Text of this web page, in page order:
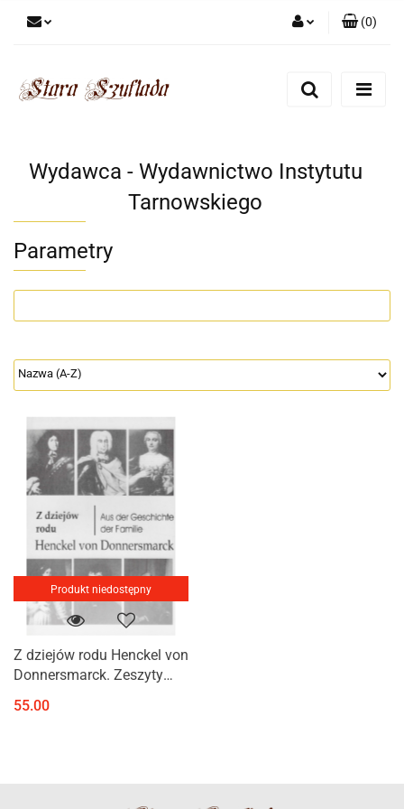
Zarejestruj się
(0)
Wydawca - Wydawnictwo Instytutu
Tarnowskiego
Parametry
Produkt niedostępny
Z dziejów rodu Henckel von
Donnersmarck. Zeszyty
55.00